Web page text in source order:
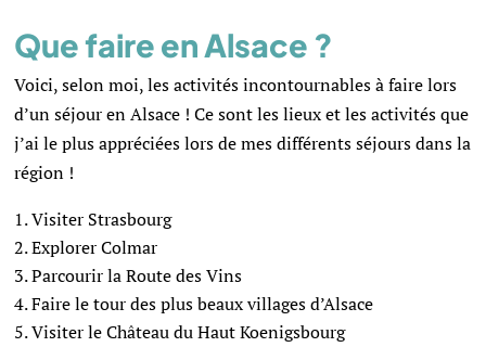
Que faire en Alsace ?
Voici, selon moi, les activités incontournables à faire lors
d’un séjour en Alsace ! Ce sont les lieux et les activités que
j’ai le plus appréciées lors de mes différents séjours dans la
région !
Visiter Strasbourg
Explorer Colmar
Parcourir la Route des Vins
Faire le tour des plus beaux villages d’Alsace
Visiter le Château du Haut Koenigsbourg